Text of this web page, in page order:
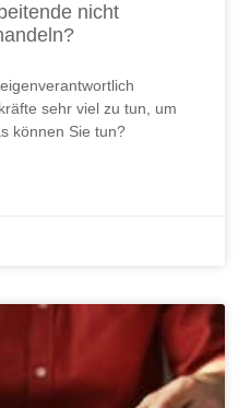
nicht
sehr viel zu tun, um
können Sie tun?